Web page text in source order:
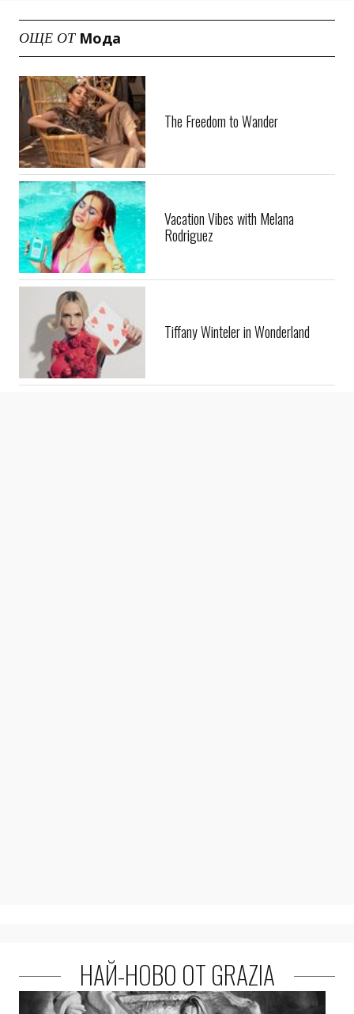
ОЩЕ ОТ Мода
The Freedom to Wander
Vacation Vibes with Melana
Rodriguez
Tiffany Winteler in Wonderland
НАЙ-НОВО ОТ GRAZIA